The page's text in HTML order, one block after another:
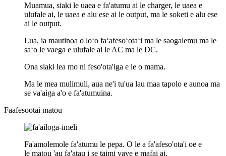
Muamua, siaki le uaea e fa'atumu ai le charger, le uaea e
ulufale ai, le uaea e alu ese ai le output, ma le soketi e alu ese
ai le output.
Lua, ia mautinoa o loʻo faʻafesoʻotaʻi ma le saogalemu ma le
saʻo le vaega e ulufale ai le AC ma le DC.
Ona siaki lea mo ni feso'ota'iga e le o mama.
Ma le mea mulimuli, aua ne'i tu'ua lau maa tapolo e aunoa ma
se va'aiga a'o e fa'atumuina.
Faafesootai matou
Fa'amolemole fa'atumu le pepa. O le a fa'afeso'ota'i oe e
le matou 'au fa'atau i se taimi vave e mafai ai.